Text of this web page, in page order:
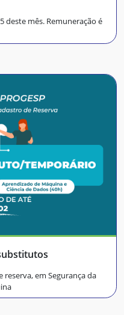
deste mês. Remuneração é
em Segurança da